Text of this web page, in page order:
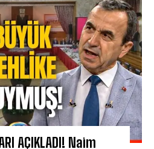
AÇIKLADI! Naim